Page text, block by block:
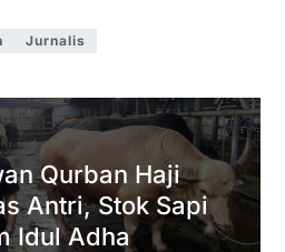
g
r
a
m
a
l
e
Jurnalis
Qurban Haji
Antri, Stok Sapi
Idul Adha